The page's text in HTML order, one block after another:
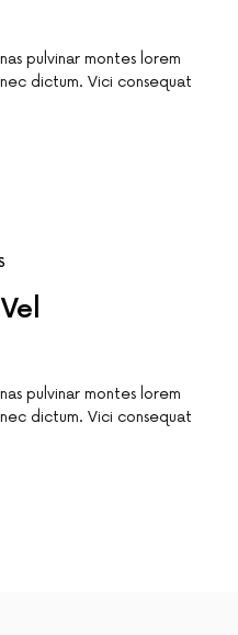
pulvinar montes lorem
dictum. Vici consequat
pulvinar montes lorem
dictum. Vici consequat